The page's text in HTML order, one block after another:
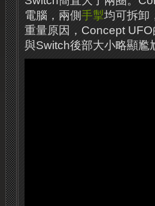
電腦，兩側手掣均可拆卸
重量原因，Concept
與Switch後部大小略顯尷